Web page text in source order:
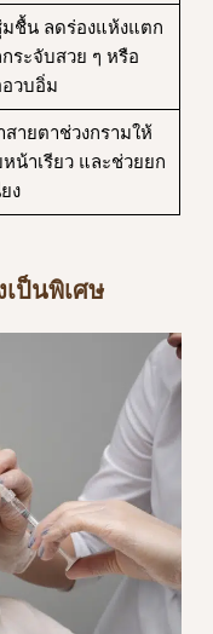
ชื้น ลดร่องแห้งแตก
ระจับสวย ๆ หรือ
วบอิ่ม
สายตาช่วงกรามให้
น้าเรียว และช่วยยก
ง
เป็นพิเศษ